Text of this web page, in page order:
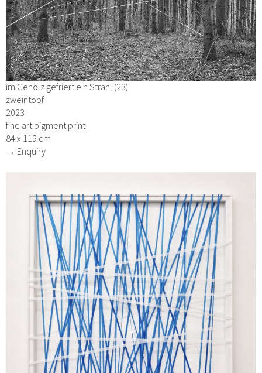
im Gehölz gefriert ein Strahl (23)
zweintopf
2023
fine art pigment print
84 x 119 cm
→ Enquiry